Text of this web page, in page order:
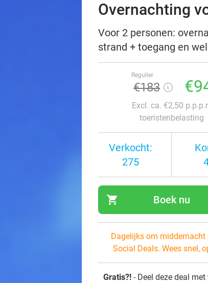
Overnachting
Voor 2 personen:
strand + toegang en
Regulier
€183
Excl. ca. €2,50
toeristenbelasting
Verkocht:
275
shopping_cart Boek nu
Dagelijks om middernacht
Social Deals. Wees snel,
Gratis?! - Deel deze deal met